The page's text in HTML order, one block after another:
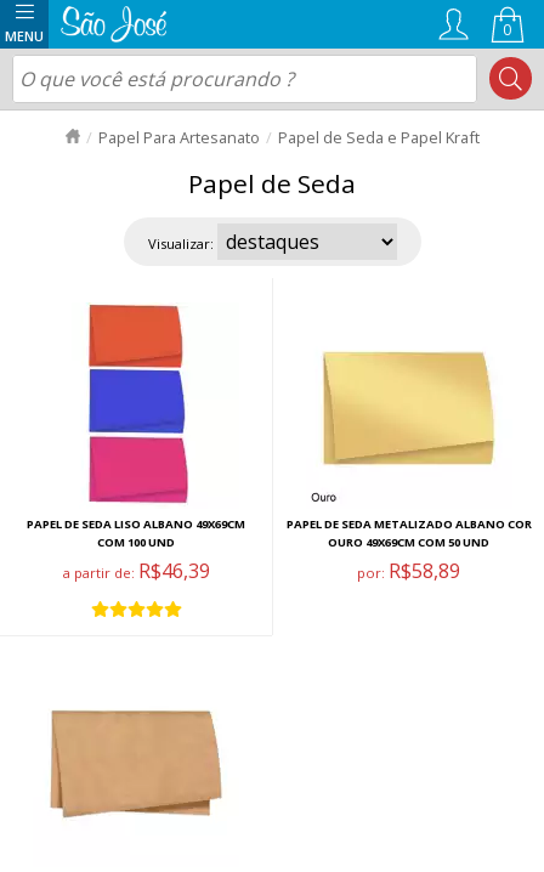
0
Papel Para Artesanato Papel de Seda e Papel Kraft
Papel de Seda
Visualizar:
PAPEL DE SEDA LISO ALBANO 49X69CM
COM 100 UND
a partir de: R$46,39
PAPEL DE SEDA METALIZADO ALBANO COR
OURO 49X69CM COM 50 UND
por: R$58,89